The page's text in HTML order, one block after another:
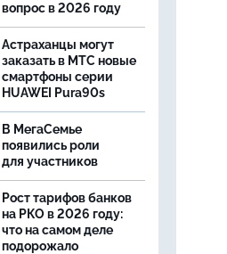
вопрос в 2026 году
Астраханцы могут
заказать в МТС новые
смартфоны серии
HUAWEI Pura90s
В МегаСемье
появились роли
для участников
Рост тарифов банков
на РКО в 2026 году:
что на самом деле
подорожало